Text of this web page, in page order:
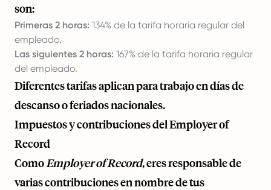
son:
Primeras 2 horas: 134% de la tarifa horaria regular del
empleado.
Las siguientes 2 horas: 167% de la tarifa horaria regular
del empleado.
Diferentes tarifas aplican para trabajo en días de
descanso o feriados nacionales.
Impuestos y contribuciones del Employer of
Record
ComoEmployer of Record, eres responsable de
varias contribuciones en nombre de tus